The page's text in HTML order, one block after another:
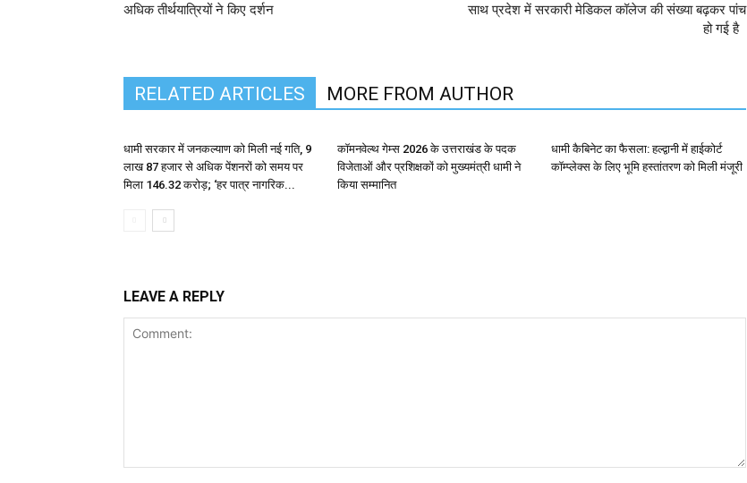
अधिक तीर्थयात्रियों ने किए दर्शन
साथ प्रदेश में सरकारी मेडिकल कॉलेज की संख्या बढ़कर पांच
हो गई है
RELATED ARTICLES MORE FROM AUTHOR
धामी सरकार में जनकल्याण को मिली नई गति, 9
लाख 87 हजार से अधिक पेंशनरों को समय पर
मिला ₹146.32 करोड़; ‘हर पात्र नागरिक...
कॉमनवेल्थ गेम्स 2026 के उत्तराखंड के पदक
विजेताओं और प्रशिक्षकों को मुख्यमंत्री धामी ने
किया सम्मानित
धामी कैबिनेट का फैसला: हल्द्वानी में हाईकोर्ट
कॉम्प्लेक्स के लिए भूमि हस्तांतरण को मिली मंजूरी
LEAVE A REPLY